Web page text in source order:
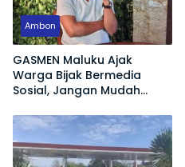
Ambon
GASMEN Maluku Ajak
Warga Bijak Bermedia
Sosial, Jangan Mudah